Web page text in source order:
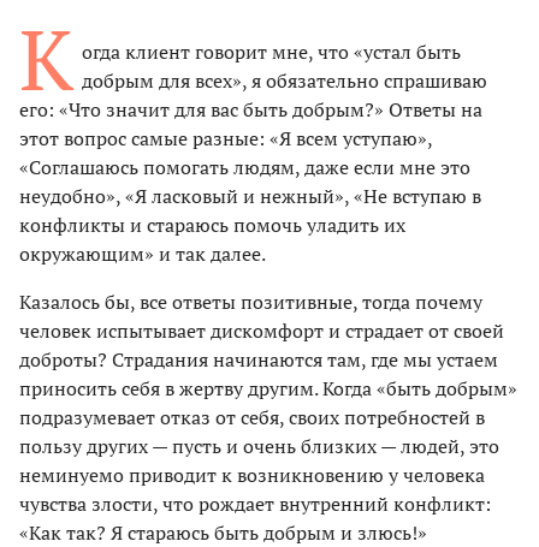
К огда клиент говорит мне, что «устал быть
добрым для всех», я обязательно спрашиваю
его: «Что значит для вас быть добрым?» Ответы на
этот вопрос самые разные: «Я всем уступаю»,
«Соглашаюсь помогать людям, даже если мне это
неудобно», «Я ласковый и нежный», «Не вступаю в
конфликты и стараюсь помочь уладить их
окружающим» и так далее.
Казалось бы, все ответы позитивные, тогда почему
человек испытывает дискомфорт и страдает от своей
доброты? Страдания начинаются там, где мы устаем
приносить себя в жертву другим. Когда «быть добрым»
подразумевает отказ от себя, своих потребностей в
пользу других — пусть и очень близких — людей, это
неминуемо приводит к возникновению у человека
чувства злости, что рождает внутренний конфликт:
«Как так? Я стараюсь быть добрым и злюсь!»